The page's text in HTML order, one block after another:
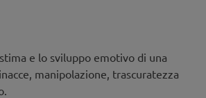
la protezione più efficace contro
e lo sviluppo emotivo di una
manipolazione, trascuratezza